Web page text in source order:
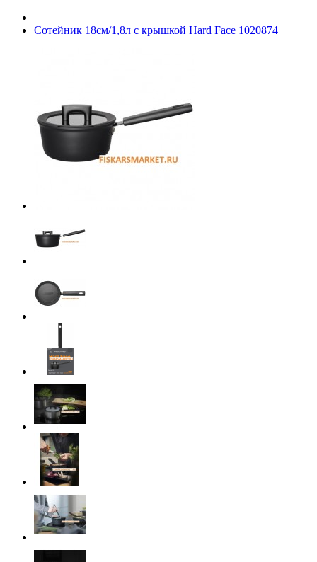
Сотейник 18см/1,8л с крышкой Hard Face 1020874